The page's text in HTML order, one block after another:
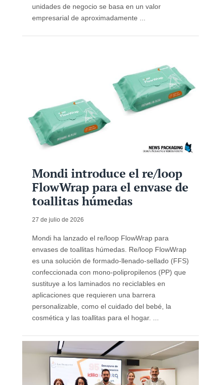
unidades de negocio se basa en un valor
empresarial de aproximadamente ...
Mondi introduce el re/loop
FlowWrap para el envase de
toallitas húmedas
27 de julio de 2026
Mondi ha lanzado el re/loop FlowWrap para
envases de toallitas húmedas. Re/loop FlowWrap
es una solución de formado‑llenado‑sellado (FFS)
confeccionada con mono-polipropilenos (PP) que
sustituye a los laminados no reciclables en
aplicaciones que requieren una barrera
personalizable, como el cuidado del bebé, la
cosmética y las toallitas para el hogar. ...